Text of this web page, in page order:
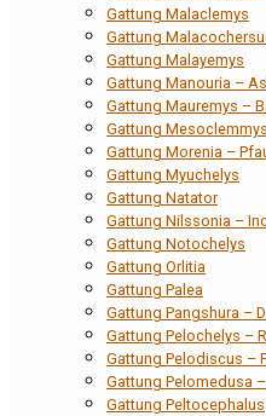
Gattung Malaclemys
Gattung
Gattung Malayemys
Gattung Manouria –
Gattung Mauremys –
Gattung
Gattung Morenia –
Gattung Myuchelys
Gattung Natator
Gattung Nilssonia –
Gattung Notochelys
Gattung Orlitia
Gattung Palea
Gattung Pangshura –
Gattung Pelochelys –
Gattung Pelodiscus –
Gattung Pelomedusa
Gattung Peltocephalus